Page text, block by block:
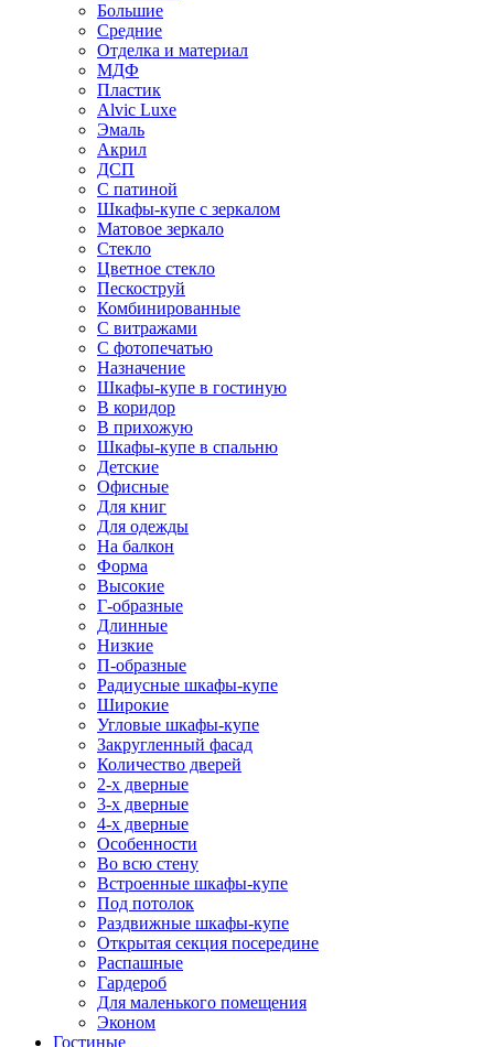
Большие
Средние
Отделка и материал
МДФ
Пластик
Alvic Luxe
Эмаль
Акрил
ДСП
С патиной
Шкафы-купе с зеркалом
Матовое зеркало
Стекло
Цветное стекло
Пескоструй
Комбинированные
С витражами
С фотопечатью
Назначение
Шкафы-купе в гостиную
В коридор
В прихожую
Шкафы-купе в спальню
Детские
Офисные
Для книг
Для одежды
На балкон
Форма
Высокие
Г-образные
Длинные
Низкие
П-образные
Радиусные шкафы-купе
Широкие
Угловые шкафы-купе
Закругленный фасад
Количество дверей
2-х дверные
3-х дверные
4-х дверные
Особенности
Во всю стену
Встроенные шкафы-купе
Под потолок
Раздвижные шкафы-купе
Открытая секция посередине
Распашные
Гардероб
Для маленького помещения
Эконом
Гостиные